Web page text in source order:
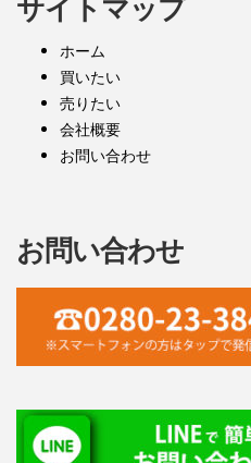
ホーム
買いたい
売りたい
会社概要
お問い合わせ
お問い合わせ